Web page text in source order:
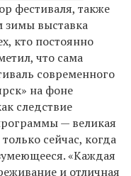
фестиваля, также
зимы выставка
кто постоянно
что сама
современного
на фоне
следствие
— великая
сейчас, когда
«Каждая
и отличная